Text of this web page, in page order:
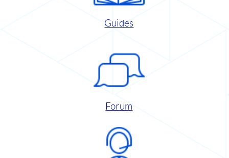
Guides
Forum